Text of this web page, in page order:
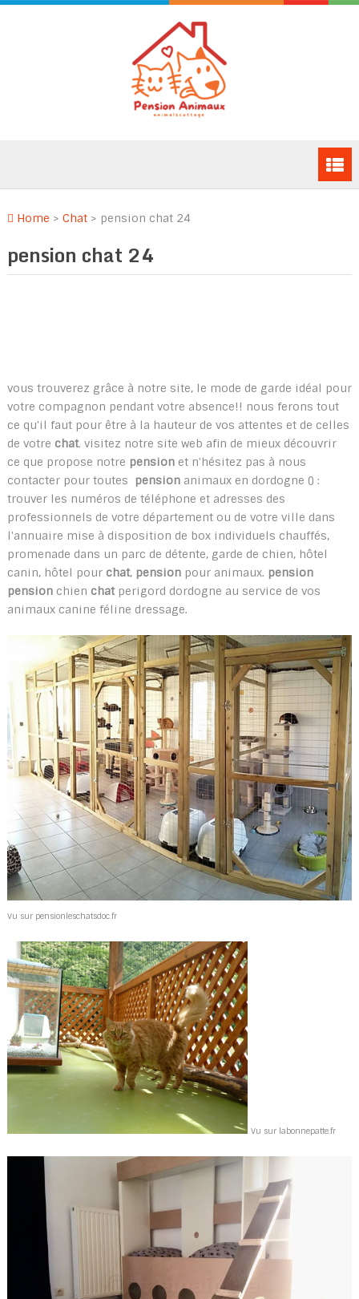
Home > Chat> pension chat 24
pension chat 24
vous trouverez grâce à notre site, le mode de garde idéal pour
votre compagnon pendant votre absence!! nous ferons tout
ce qu'il faut pour être à la hauteur de vos attentes et de celles
de votre chat. visitez notre site web afin de mieux découvrir
ce que propose notre pensionet n'hésitez pas à nous
contacter pour toutes
pensionanimaux en dordogne () :
trouver les numéros de téléphone et adresses des
professionnels de votre département ou de votre ville dans
l'annuaire mise à disposition de box individuels chauffés,
promenade dans un parc de détente, garde de chien, hôtel
canin, hôtel pour chat, pensionpour animaux. pension
pensionchien chatperigord dordogne au service de vos
animaux canine féline dressage.
Vu sur pensionleschatsdoc.fr
Vu sur labonnepatte.fr